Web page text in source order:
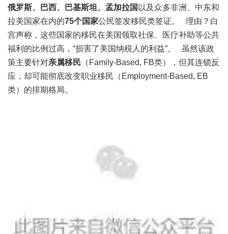
俄罗斯、巴西、巴基斯坦、孟加拉国 以及众多非洲、中东和
拉美国家在内的75个国家公民签发移民类签证。 理由？白
宫声称，这些国家的移民在美国领取社保、医疗补助等公共
福利的比例过高，“损害了美国纳税人的利益”。 虽然该政
策主要针对亲属移民 （Family-Based, FB类），但其连锁反
应，却可能彻底改变职业移民（Employment-Based, EB
类）的排期格局。